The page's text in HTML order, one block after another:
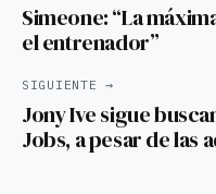
Simeone: “La
el entrenador”
SIGUIENTE →
Jony Ive sigue
Jobs, a pesar de las